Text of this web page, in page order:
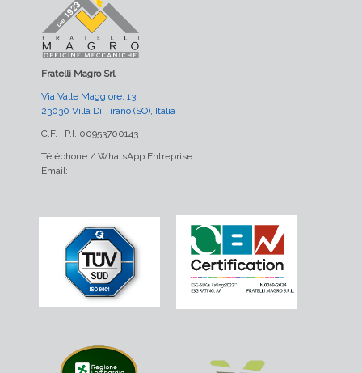
Fratelli Magro Srl
Via Valle Maggiore, 13
23030 Villa Di Tirano (SO), Italia
C.F. | P.I. 00953700143
Téléphone / WhatsApp Entreprise:
Email: